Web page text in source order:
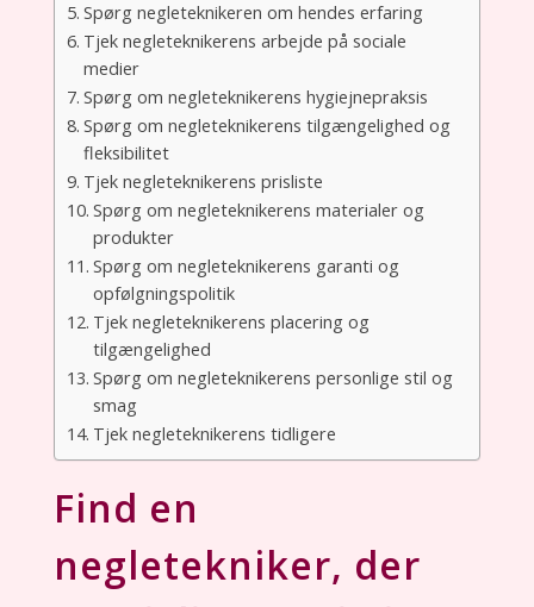
Spørg negleteknikeren om hendes erfaring
Tjek negleteknikerens arbejde på sociale
medier
Spørg om negleteknikerens hygiejnepraksis
Spørg om negleteknikerens tilgængelighed og
fleksibilitet
Tjek negleteknikerens prisliste
Spørg om negleteknikerens materialer og
produkter
Spørg om negleteknikerens garanti og
opfølgningspolitik
Tjek negleteknikerens placering og
tilgængelighed
Spørg om negleteknikerens personlige stil og
smag
Tjek negleteknikerens tidligere
Find en
negletekniker, der